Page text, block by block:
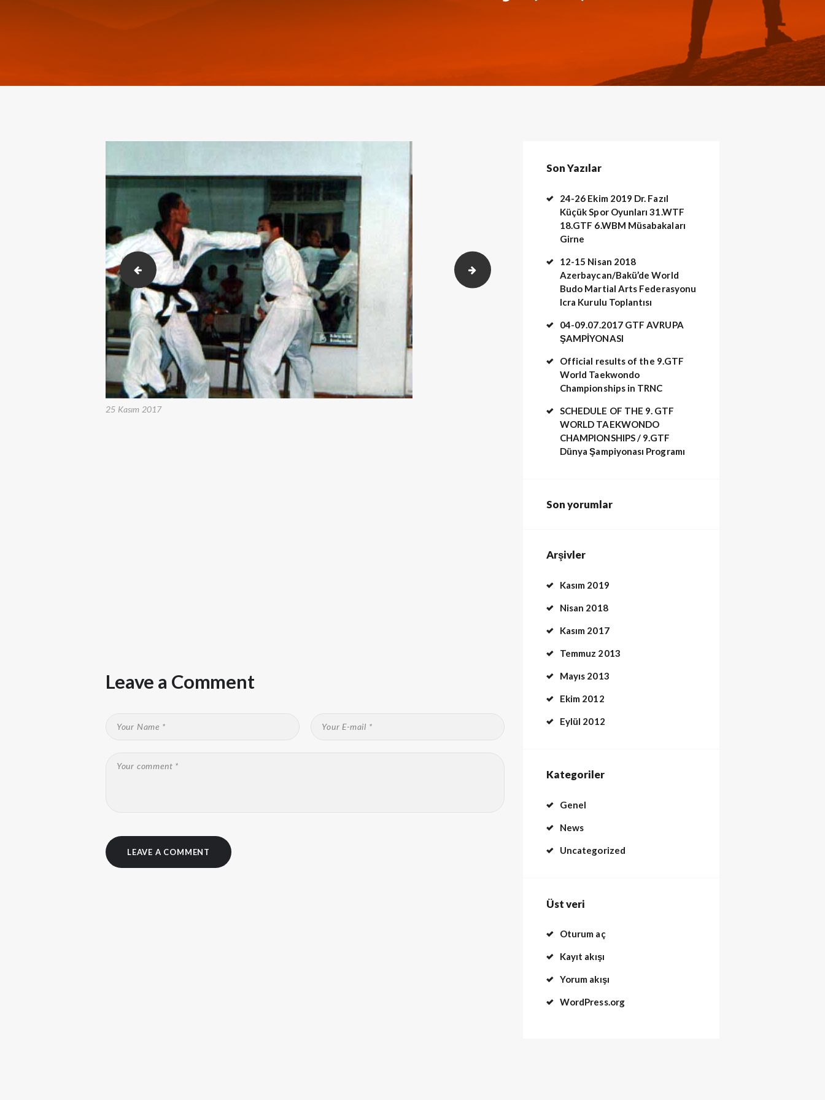
AZERBAYCAN-KKTC KARATE Milli Maçı (11) AZERBAYCAN-KKTC KARATE Milli Maçı (13)
25 Kasım 2017
Leave a Comment
Son Yazılar
24-26 Ekim 2019 Dr. Fazıl
Küçük Spor Oyunları 31.WTF
18.GTF 6.WBM Müsabakaları
Girne
12-15 Nisan 2018
Azerbaycan/Bakü’de World
Budo Martial Arts Federasyonu
Icra Kurulu Toplantısı
04-09.07.2017 GTF AVRUPA
ŞAMPİYONASI
Official results of the 9.GTF
World Taekwondo
Championships in TRNC
SCHEDULE OF THE 9. GTF
WORLD TAEKWONDO
CHAMPIONSHIPS / 9.GTF
Dünya Şampiyonası Programı
Son yorumlar
Arşivler
Kasım 2019
Nisan 2018
Kasım 2017
Temmuz 2013
Mayıs 2013
Ekim 2012
Eylül 2012
Kategoriler
Genel
News
Uncategorized
Üst veri
Oturum aç
Kayıt akışı
Yorum akışı
WordPress.org